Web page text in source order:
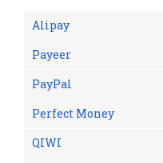
Alipay
Payeer
PayPal
Perfect Money
QIWI